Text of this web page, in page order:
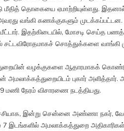
மீதித் தொகையை ஏமாற்றியுள்ளது.
வங்கி கணக்குகளும் முடக்கப்பட்டன.
இதற்கிடையில், மோசடி செய்த
சட்டவிரோதமாகச் சொத்துக்களை வாங்கி
வழக்குகளை ஆதாரமாகக்
புகார் அளித்தார்.
மணி நேரம் விசாரணை நடத்தியது.
இன்று சென்னை அண்ணா நகர்,
இடங்களில் அமலாக்கத்துறை அதிகாரிகள்